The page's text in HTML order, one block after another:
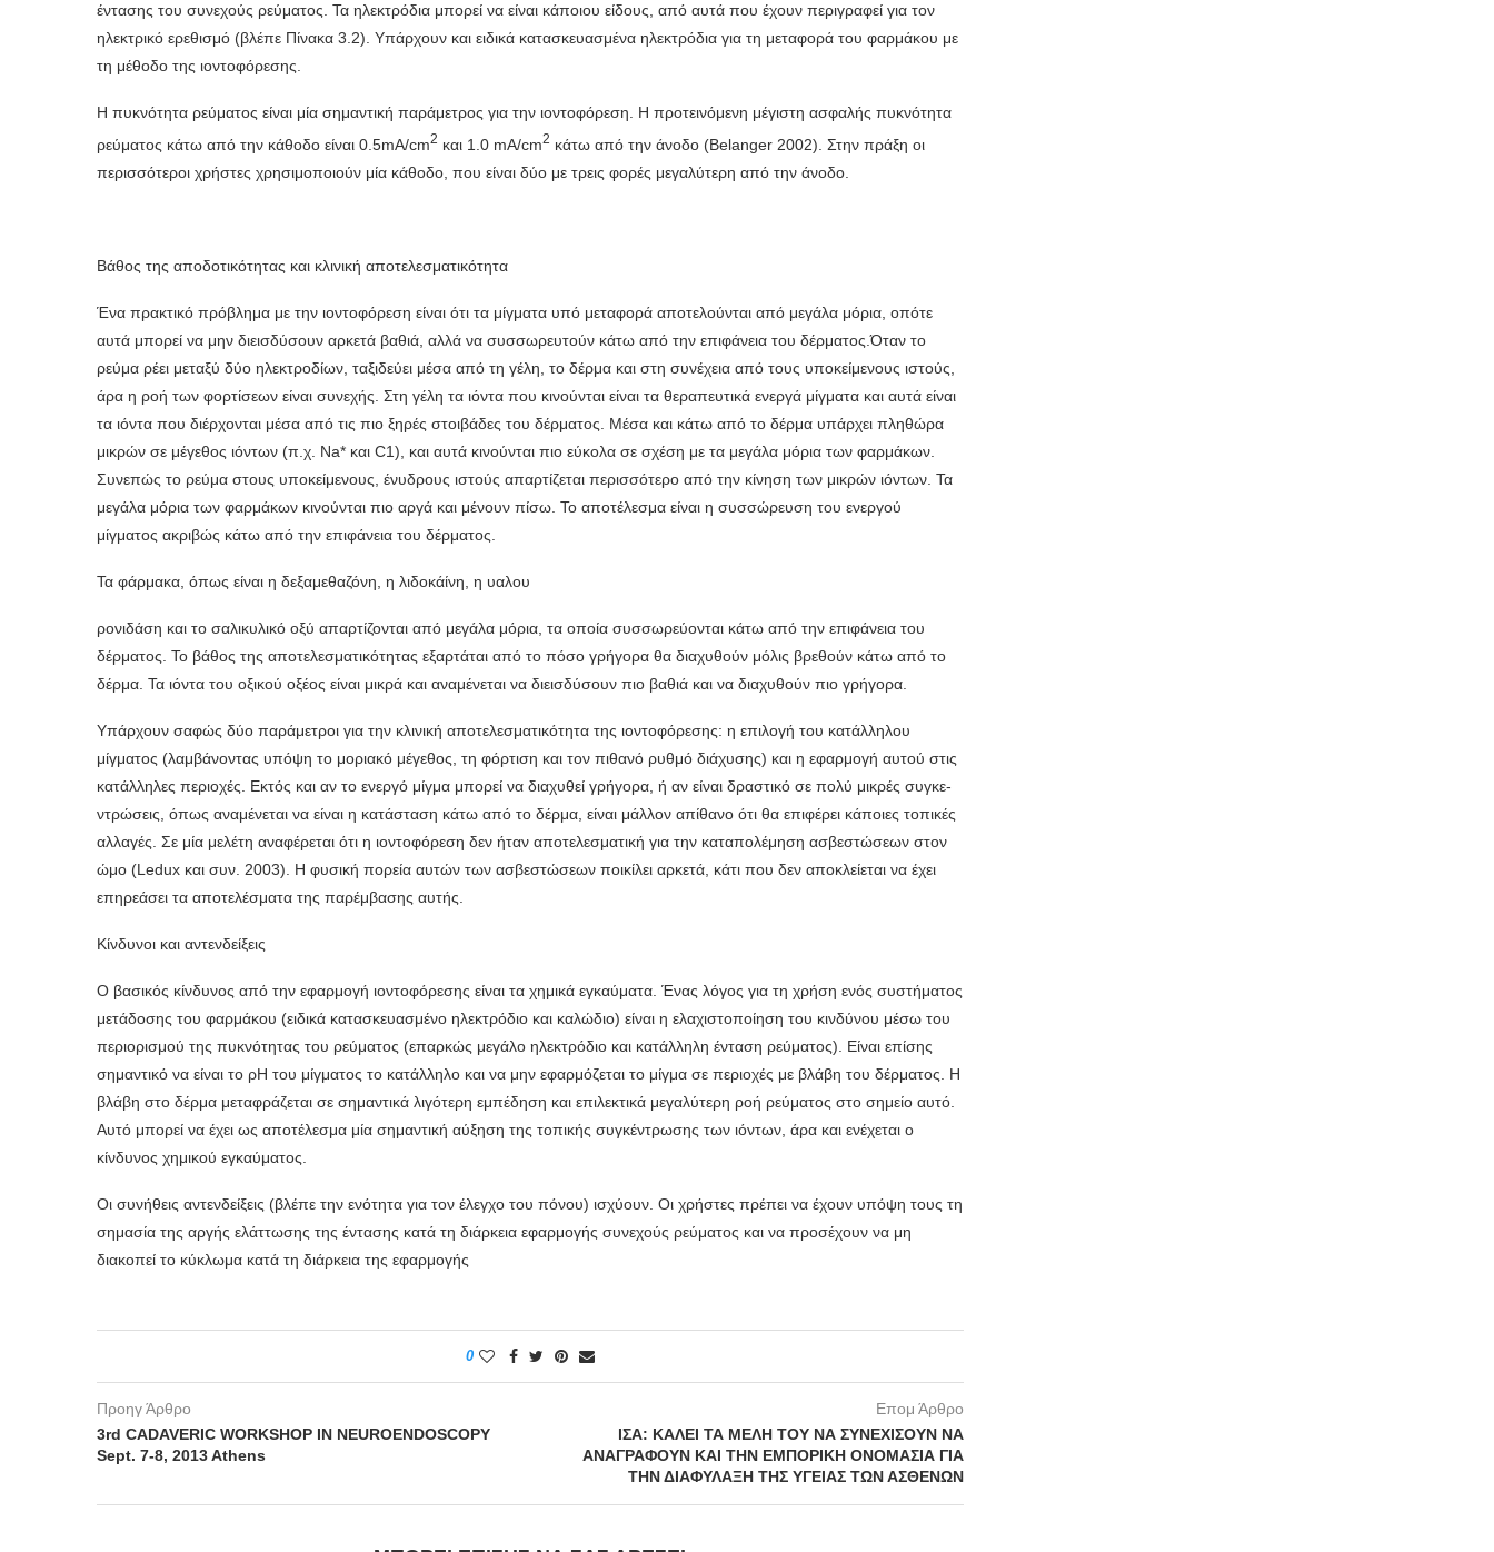
έντασης του συνεχούς ρεύ­ματος. Τα ηλεκτρόδια μπορεί να είναι κάποιου είδους, από αυτά που έχουν περιγραφεί για τον
ηλεκτρικό ερεθισμό (βλέπε Πίνακα 3.2). Υπάρχουν και ειδικά κατασκευασμένα ηλεκτρόδια για τη μεταφορά του φαρμάκου με
τη μέθοδο της ιοντοφόρεσης.
Η πυκνότητα ρεύματος είναι μία σημαντική παράμετρος για την ιο­ντοφόρεση. Η προτεινόμενη μέγιστη ασφαλής πυκνότητα
ρεύματος κάτω από την κάθοδο είναι 0.5mA/cm2 και 1.0 mA/cm2 κάτω από την άνοδο (Belanger 2002). Στην πράξη οι
περισσότεροι χρήστες χρησιμοποιούν μία κάθοδο, που είναι δύο με τρεις φορές μεγαλύτερη από την άνοδο.
Βάθος της αποδοτικότητας και κλινική αποτελεσματικότητα
Ένα πρακτικό πρόβλημα με την ιοντοφόρεση είναι ότι τα μίγματα υπό με­ταφορά αποτελούνται από μεγάλα μόρια, οπότε
αυτά μπορεί να μην διεισδύσουν αρκετά βαθιά, αλλά να συσσωρευτούν κάτω από την επιφάνεια του δέρματος.Όταν το
ρεύμα ρέει μεταξύ δύο ηλεκτροδίων, ταξιδεύει μέσα από τη γέλη, το δέρμα και στη συνέχεια από τους υποκείμενους ιστούς,
άρα η ροή των φορτίσεων είναι συνεχής. Στη γέλη τα ιόντα που κινούνται είναι τα θεραπευτικά ενεργά μίγματα και αυτά είναι
τα ιόντα που διέρχονται μέσα από τις πιο ξηρές στοιβάδες του δέρματος. Μέσα και κάτω από το δέρμα υπάρχει πληθώρα
μικρών σε μέγεθος ιόντων (π.χ. Na* και C1), και αυτά κι­νούνται πιο εύκολα σε σχέση με τα μεγάλα μόρια των φαρμάκων.
Συνεπώς το ρεύμα στους υποκείμενους, ένυδρους ιστούς απαρτίζεται περισσότερο από την κίνηση των μικρών ιόντων. Τα
μεγάλα μόρια των φαρμάκων κι­νούνται πιο αργά και μένουν πίσω. Το αποτέλεσμα είναι η συσσώρευση του ενεργού
μίγματος ακριβώς κάτω από την επιφάνεια του δέρματος.
Τα φάρμακα, όπως είναι η δεξαμεθαζόνη, η λιδοκάίνη, η υαλου
ρονιδά­ση και το σαλικυλικό οξύ απαρτίζονται από μεγάλα μόρια, τα οποία συσ­σωρεύονται κάτω από την επιφάνεια του
δέρματος. Το βάθος της αποτελε­σματικότητας εξαρτάται από το πόσο γρήγορα θα διαχυθούν μόλις βρεθούν κάτω από το
δέρμα. Τα ιόντα του οξικού οξέος είναι μικρά και αναμένεται να διεισδύσουν πιο βαθιά και να διαχυθούν πιο γρήγορα.
Υπάρχουν σαφώς δύο παράμετροι για την κλινική αποτελεσματικότη­τα της ιοντοφόρεσης: η επιλογή του κατάλληλου
μίγματος (λαμβάνοντας υπόψη το μοριακό μέγεθος, τη φόρτιση και τον πιθανό ρυθμό διάχυσης) και η εφαρμογή αυτού στις
κατάλληλες περιοχές. Εκτός και αν το ενεργό μίγμα μπορεί να διαχυθεί γρήγορα, ή αν είναι δραστικό σε πολύ μικρές συγκε­
ντρώσεις, όπως αναμένεται να είναι η κατάσταση κάτω από το δέρμα, είναι μάλλον απίθανο ότι θα επιφέρει κάποιες τοπικές
αλλαγές. Σε μία μελέτη αναφέρεται ότι η ιοντοφόρεση δεν ήταν αποτελεσματική για την καταπο­λέμηση ασβεστώσεων στον
ώμο (Ledux και συν. 2003). Η φυσική πορεία αυτών των ασβεστώσεων ποικίλει αρκετά, κάτι που δεν αποκλείεται να έχει
επηρεάσει τα αποτελέσματα της παρέμβασης αυτής.
Κίνδυνοι και αντενδείξεις
Ο βασικός κίνδυνος από την εφαρμογή ιοντοφόρεσης είναι τα χημικά εγκαύματα. Ένας λόγος για τη χρήση ενός συστήματος
μετάδοσης του φαρμάκου (ειδικά κατασκευασμένο ηλεκτρόδιο και καλώδιο) είναι η ελαχι­στοποίηση του κινδύνου μέσω του
περιορισμού της πυκνότητας του ρεύμα­τος (επαρκώς μεγάλο ηλεκτρόδιο και κατάλληλη ένταση ρεύματος). Είναι επίσης
σημαντικό να είναι το ρΗ του μίγματος το κατάλληλο και να μην εφαρμόζεται το μίγμα σε περιοχές με βλάβη του δέρματος. Η
βλάβη στο δέρμα μεταφράζεται σε σημαντικά λιγότερη εμπέδηση και επιλεκτικά με­γαλύτερη ροή ρεύματος στο σημείο αυτό.
Αυτό μπορεί να έχει ως αποτέλε­σμα μία σημαντική αύξηση της τοπικής συγκέντρωσης των ιόντων, άρα και ενέχεται ο
κίνδυνος χημικού εγκαύματος.
Οι συνήθεις αντενδείξεις (βλέπε την ενότητα για τον έλεγχο του πόνου) ισχύουν. Οι χρήστες πρέπει να έχουν υπόψη τους τη
σημασία της αργής ελάττωσης της έντασης κατά τη διάρκεια εφαρμογής συνεχούς ρεύματος και να προσέχουν να μη
διακοπεί το κύκλωμα κατά τη διάρκεια της εφαρ­μογής
0
Προηγ Άρθρο
3rd CADAVERIC WORKSHOP IN NEUROENDOSCOPY
Sept. 7-8, 2013 Athens
Επομ Άρθρο
ΙΣΑ: ΚΑΛΕΙ ΤΑ ΜΕΛΗ ΤΟΥ ΝΑ ΣΥΝΕΧΙΣΟΥΝ ΝΑ
ΑΝΑΓΡΑΦΟΥΝ ΚΑΙ ΤΗΝ ΕΜΠΟΡΙΚΗ ΟΝΟΜΑΣΙΑ ΓΙΑ
ΤΗΝ ΔΙΑΦΥΛΑΞΗ ΤΗΣ ΥΓΕΙΑΣ ΤΩΝ ΑΣΘΕΝΩΝ